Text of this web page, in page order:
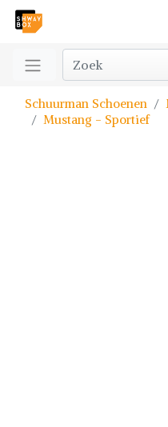
Schuurman Schoenen
Mustang - Sportief